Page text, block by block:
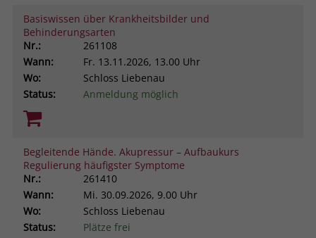
Basiswissen über Krankheitsbilder und
Behinderungsarten
Nr.:
261108
Wann:
Fr. 13.11.2026, 13.00 Uhr
Wo:
Schloss Liebenau
Status:
Anmeldung möglich
Begleitende Hände. Akupressur – Aufbaukurs
Regulierung häufigster Symptome
Nr.:
261410
Wann:
Mi. 30.09.2026, 9.00 Uhr
Wo:
Schloss Liebenau
Status:
Plätze frei
Laufzeit 1 Jahr
Zweck
Microsoft Clarity setzt dieses Cookie,
um die Seitenaufrufe eines Benutzers
zu speichern und in einer einzigen